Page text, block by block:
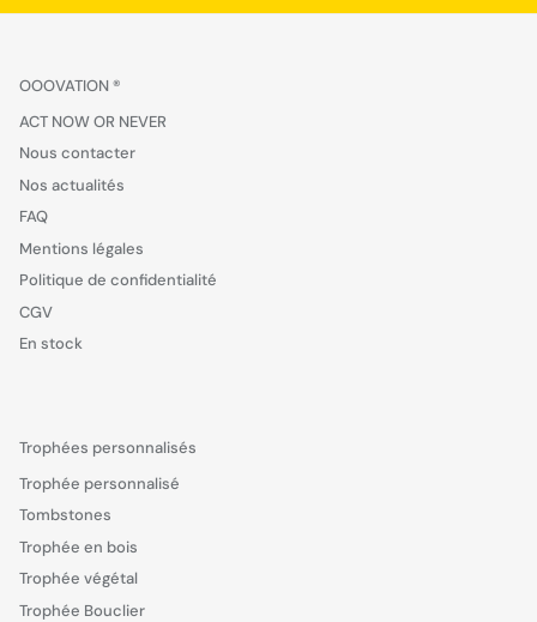
OOOVATION ®
ACT NOW OR NEVER
Nous contacter
Nos actualités
FAQ
Mentions légales
Politique de confidentialité
CGV
En stock
Trophées personnalisés
Trophée personnalisé
Tombstones
Trophée en bois
Trophée végétal
Trophée Bouclier